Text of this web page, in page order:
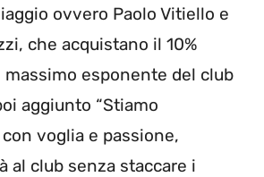
ovvero Paolo Vitiello e
che acquistano il 10%
massimo esponente del club
aggiunto “Stiamo
voglia e passione,
al club senza staccare i